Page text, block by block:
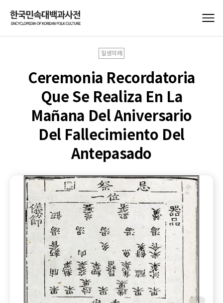
일생의례
Ceremonia Recordatoria
Que Se Realiza En La
Mañana Del Aniversario
Del Fallecimiento Del
Antepasado